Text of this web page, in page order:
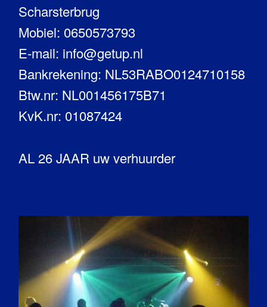
Scharsterbrug
Mobiel: 0650573793
E-mail: info@getup.nl
Bankrekening: NL53RABO0124710158
Btw.nr: NL001456175B71
KvK.nr: 01087424
AL 26 JAAR uw verhuurder